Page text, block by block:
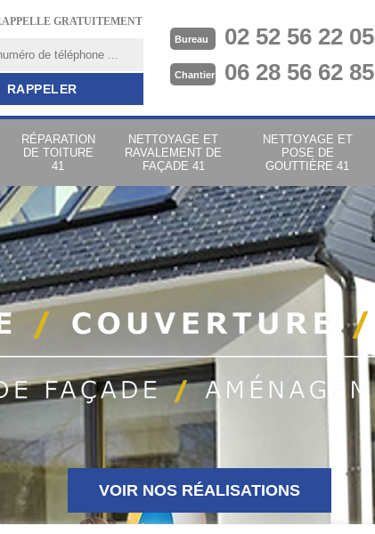
GRATUITEMENT
Bureau 02 52 56 22 05
Chantier 06 28 56 62 85
RÉPARATION
DE TOITURE
41
NETTOYAGE ET
RAVALEMENT DE
FAÇADE 41
NETTOYAGE ET
POSE DE
GOUTTIÈRE 41
VOIR NOS RÉALISATIONS